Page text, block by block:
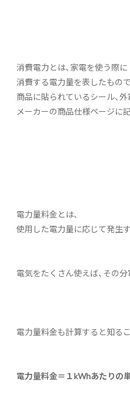
消費電力とは、家電を使う際に
消費する電力量を表したもので
商品に貼られているシール、外
メーカーの商品仕様ページに
電力量料金とは、
使用した電力量に応じて発生
電気をたくさん使えば、その
電力量料金も計算すると知る
電力量料金＝１kWhあたりの